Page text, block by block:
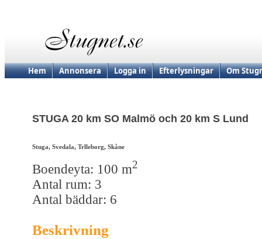
Hem Annonsera Logga in Efterlysningar Om
STUGA 20 km SO Malmö och 20 km S Lund
Stuga, Svedala, Trlleborg, Skåne
Boendeyta: 100 m2
Antal rum: 3
Antal bäddar: 6
Beskrivning